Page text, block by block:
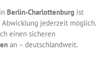
Berlin-Charlottenburgist
jederzeit möglich.
einen sicheren
an – deutschlandweit.